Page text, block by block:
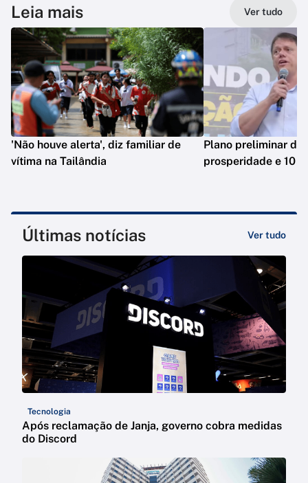
Leia mais Ver tudo
'Não houve alerta', diz familiar de
vítima na Tailândia
Plano preliminar de
prosperidade e 10
Últimas notícias Ver tudo
Tecnologia
Após reclamação de Janja, governo cobra medidas
do Discord